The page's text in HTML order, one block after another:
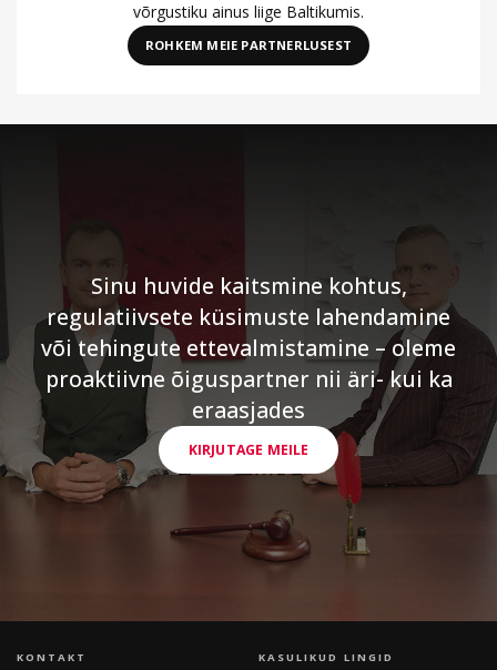
võrgustiku ainus liige Baltikumis.
ROHKEM MEIE PARTNERLUSEST
Sinu huvide kaitsmine kohtus,
regulatiivsete küsimuste lahendamine
või tehingute ettevalmistamine – oleme
proaktiivne õiguspartner nii äri- kui ka
eraasjades
KIRJUTAGE MEILE
KONTAKT KASULIKUD LINGID